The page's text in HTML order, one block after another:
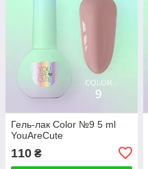
Гель-лак Color №9 5 ml
YouAreCute
110 ₴